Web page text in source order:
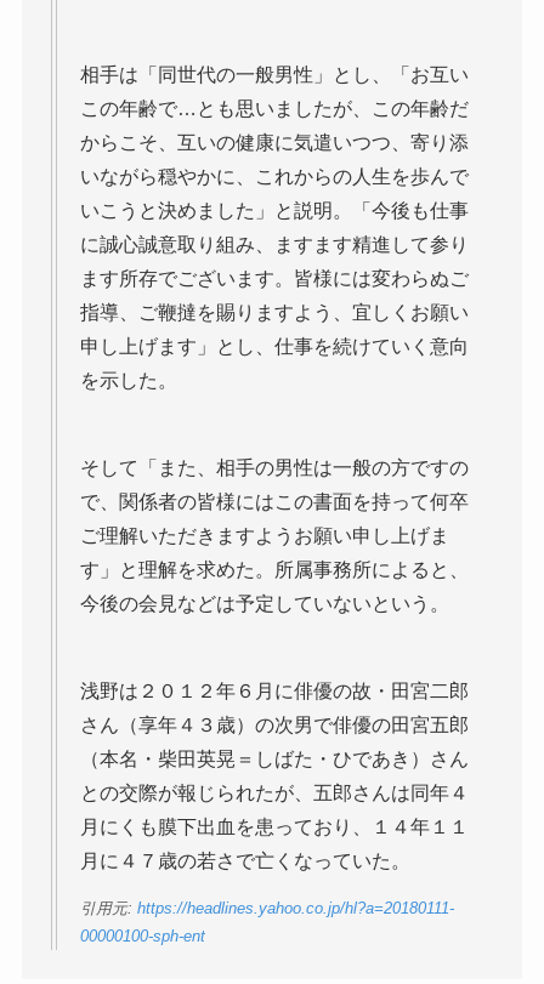
相手は「同世代の一般男性」とし、「お互い
この年齢で…とも思いましたが、この年齢だ
からこそ、互いの健康に気遣いつつ、寄り添
いながら穏やかに、これからの人生を歩んで
いこうと決めました」と説明。「今後も仕事
に誠心誠意取り組み、ますます精進して参り
ます所存でございます。皆様には変わらぬご
指導、ご鞭撻を賜りますよう、宜しくお願い
申し上げます」とし、仕事を続けていく意向
を示した。
そして「また、相手の男性は一般の方ですの
で、関係者の皆様にはこの書面を持って何卒
ご理解いただきますようお願い申し上げま
す」と理解を求めた。所属事務所によると、
今後の会見などは予定していないという。
浅野は２０１２年６月に俳優の故・田宮二郎
さん（享年４３歳）の次男で俳優の田宮五郎
（本名・柴田英晃＝しばた・ひであき）さん
との交際が報じられたが、五郎さんは同年４
月にくも膜下出血を患っており、１４年１１
月に４７歳の若さで亡くなっていた。
引用元: https://headlines.yahoo.co.jp/hl?a=20180111-
00000100-sph-ent